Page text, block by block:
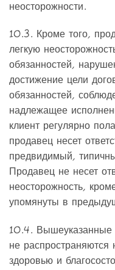
неосторожности.
10.3. Кроме того,
легкую
обязанностей,
достижение цели
обязанностей,
надлежащее
клиент регулярно
продавец несет
предвидимый,
Продавец не несет
неосторожность,
упомянуты в
10.4. Вышеуказанные
не
здоровью и